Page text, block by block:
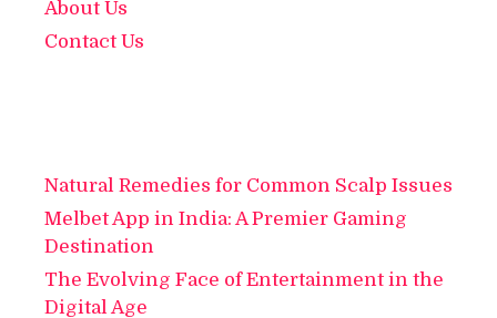
About Us
Contact Us
Natural Remedies for Common Scalp Issues
Melbet App in India: A Premier Gaming
Destination
The Evolving Face of Entertainment in the
Digital Age